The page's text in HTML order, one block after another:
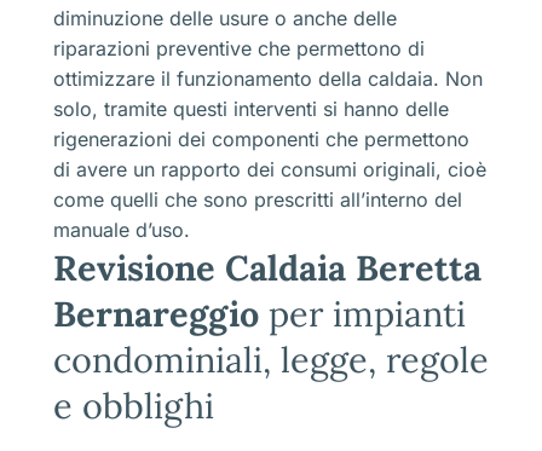
diminuzione delle usure o anche delle
riparazioni preventive che permettono di
ottimizzare il funzionamento della caldaia. Non
solo, tramite questi interventi si hanno delle
rigenerazioni dei componenti che permettono
di avere un rapporto dei consumi originali, cioè
come quelli che sono prescritti all’interno del
manuale d’uso.
Revisione Caldaia Beretta
Bernareggio per impianti
condominiali, legge, regole
e obblighi